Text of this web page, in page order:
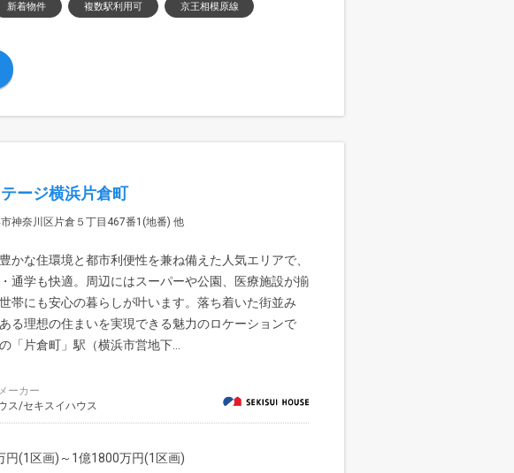
新着物件 複数駅利用可 京王相模原線
ージ横浜片倉町
神奈川区片倉５丁目467番1(地番) 他
かな住環境と都市利便性を兼ね備えた人気エリアで、
通学も快適。周辺にはスーパーや公園、医療施設が揃
帯にも安心の暮らしが叶います。落ち着いた街並み
る理想の住まいを実現できる魅力のロケーションで
「片倉町」駅（横浜市営地下...
ーカー
ス/セキスイハウス
円(1区画)～1億1800万円(1区画)